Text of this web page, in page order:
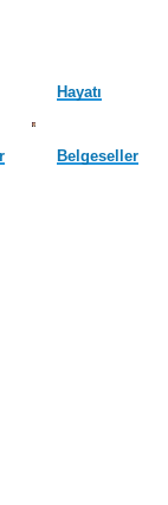
Hayatı
Belgeseller